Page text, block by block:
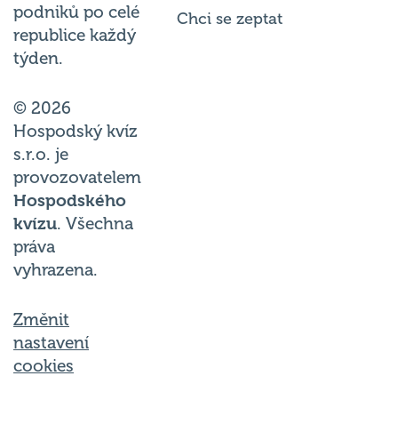
podniků po celé
republice každý
týden.
© 2026
Hospodský kvíz
s.r.o. je
provozovatelem
Hospodského
kvízu. Všechna
práva
vyhrazena.
Změnit
nastavení
cookies
Chci se zeptat